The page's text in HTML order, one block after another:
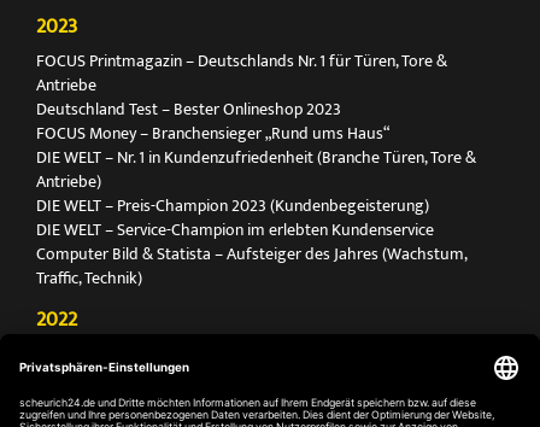
2023
FOCUS Printmagazin – Deutschlands Nr. 1 für Türen, Tore &
Antriebe
Deutschland Test – Bester Onlineshop 2023
FOCUS Money – Branchensieger „Rund ums Haus“
DIE WELT – Nr. 1 in Kundenzufriedenheit (Branche Türen, Tore &
Antriebe)
DIE WELT – Preis-Champion 2023 (Kundenbegeisterung)
DIE WELT – Service-Champion im erlebten Kundenservice
Computer Bild & Statista – Aufsteiger des Jahres (Wachstum,
Traffic, Technik)
2022
Antriebe
Deutschland Test – Bester Onlineshop 2022